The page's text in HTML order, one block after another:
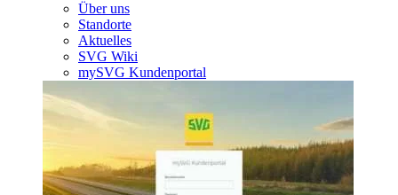
Über uns
Standorte
Aktuelles
SVG Wiki
mySVG Kundenportal